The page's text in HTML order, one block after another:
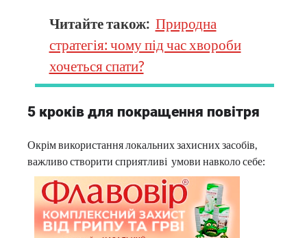
Читайте також: Природна
стратегія: чому під час хвороби
хочеться спати?
5 кроків для покращення повітря
Окрім використання локальних захисних засобів,
важливо створити сприятливі умови навколо себе: